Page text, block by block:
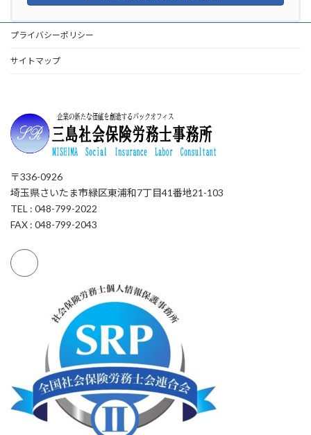
プライバシーポリシー
サイトマップ
〒336-0926
埼玉県さいたま市緑区東浦和7丁目41番地21-103
TEL : 048-799-2022
FAX : 048-799-2043